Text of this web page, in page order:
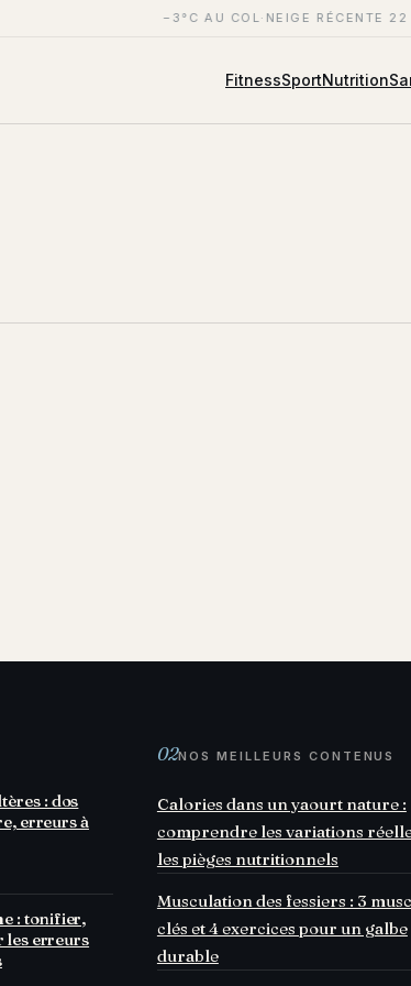
−3°C AU COL· NEIGE RÉCENTE 22
FitnessSportNutrition
: dos
erreurs à
: tonifier,
les erreurs
02NOS MEILLEURS CONTENUS
Calories dans un yaourt nature :
comprendre les variations
les pièges nutritionnels
Musculation des fessiers : 3
clés et 4 exercices pour un galbe
durable